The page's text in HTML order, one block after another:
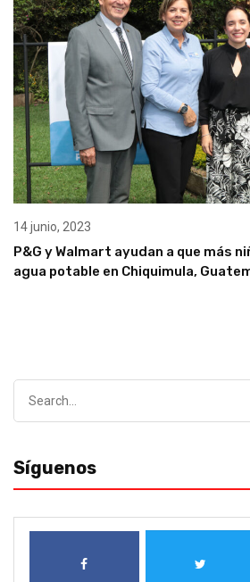
14 junio, 2023
P&G y Walmart ayudan a que más
agua potable en Chiquimula,
Síguenos